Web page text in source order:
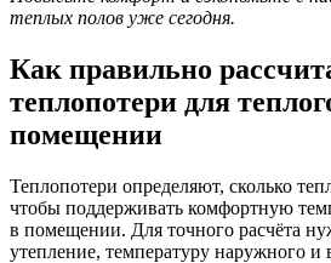
теплых полов уже сегодня.
Как правильно
теплопотери для
помещении
Теплопотери определяют, сколько
чтобы поддерживать комфортную
в помещении. Для точного расчёта
утепление, температуру наружного и